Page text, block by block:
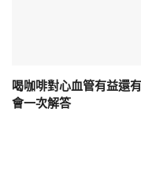
喝咖啡對心血管有益還
會一次解答